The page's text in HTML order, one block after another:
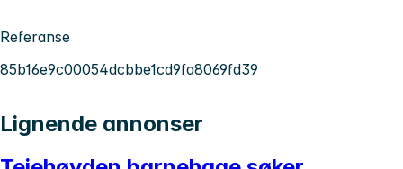
Referanse
85b16e9c00054dcbbe1cd9fa8069fd39
Lignende annonser